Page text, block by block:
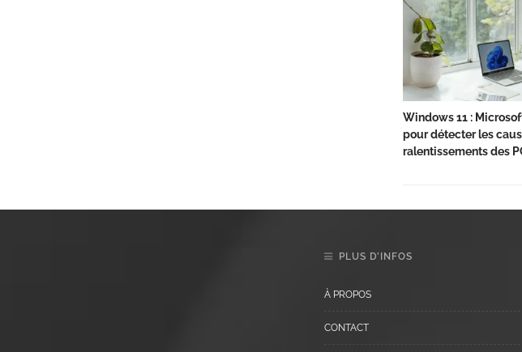
Windows 11 :
pour détecter les
ralentissements des
PLUS D’INFOS
À PROPOS
CONTACT